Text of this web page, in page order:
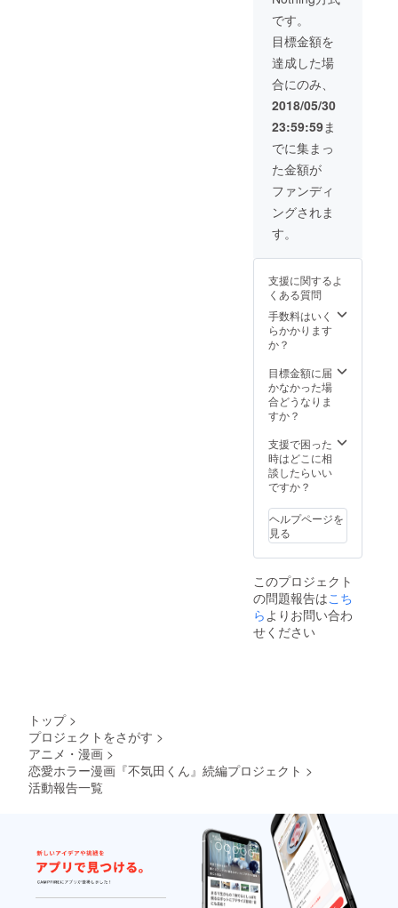
ラーイ
ラスト
リクエ
スト権
（2019
年11
月） →
似顔
絵、イ
ラスト
リクエ
ストど
ちらか
お選び
い。
ゼント
（2019
年9月）
・直筆
サイン
色紙プ
レゼン
ト
（2019
年10
月） ・
奥付に
お名前
（2019
→10文
字以
内 ※
ニック
ネーム
・あな
たを作
中に登
場させ
です。
目標金額を
達成した場
合にのみ、
2018/05/30
23:59:59ま
でに集まっ
た金額が
ファンディ
ングされま
す。
支援に関するよ
くある質問
手数料はいく
らかかります
か？
目標金額に届
かなかった場
合どうなりま
すか？
支援で困った
時はどこに相
談したらいい
ですか？
ヘルプページを
見る
このプロジェクト
の問題報告はこち
ら よりお問い合わ
せください
トップ >
プロジェクトをさがす >
アニメ・漫画 >
恋愛ホラー漫画『不気田くん』続編プロジェクト >
活動報告一覧